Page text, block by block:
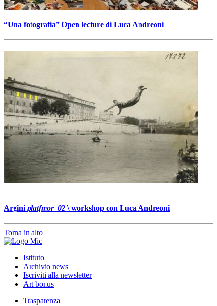
“Una fotografia” Open lecture di Luca Andreoni
Arginiplatfmor_02 \ workshop con Luca Andreoni
Torna in alto
Istituto
Archivio news
Iscriviti alla newsletter
Art bonus
Trasparenza